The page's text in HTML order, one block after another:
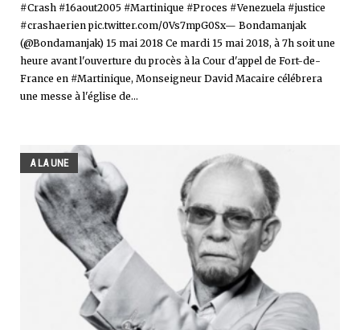
#Crash #16aout2005 #Martinique #Proces #Venezuela #justice
#crashaerien pic.twitter.com/0Vs7mpG0Sx— Bondamanjak
(@Bondamanjak) 15 mai 2018 Ce mardi 15 mai 2018, à 7h soit une
heure avant l'ouverture du procès à la Cour d'appel de Fort-de-
France en #Martinique, Monseigneur David Macaire célébrera
une messe à l'église de...
A LA UNE